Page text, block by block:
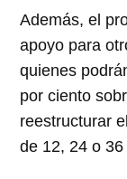
Además, el
apoyo para
quienes
por ciento
reestructurar
de 12, 24 o